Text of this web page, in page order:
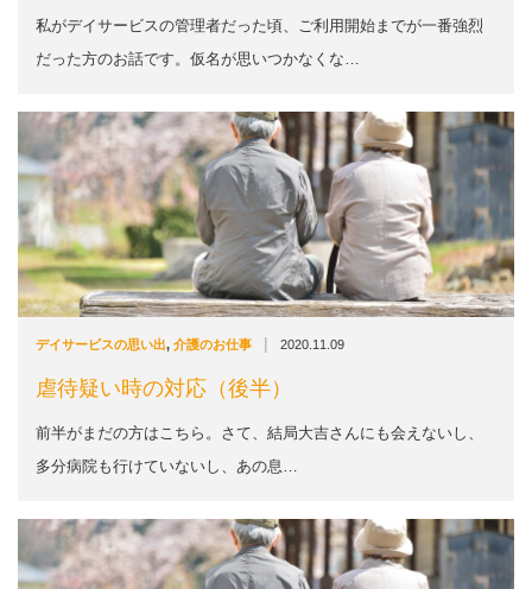
私がデイサービスの管理者だった頃、ご利用開始までが一番強烈
だった方のお話です。仮名が思いつかなくな…
デイサービスの思い出, 介護のお仕事 | 2020.11.09
虐待疑い時の対応（後半）
前半がまだの方はこちら。さて、結局大吉さんにも会えないし、
多分病院も行けていないし、あの息…